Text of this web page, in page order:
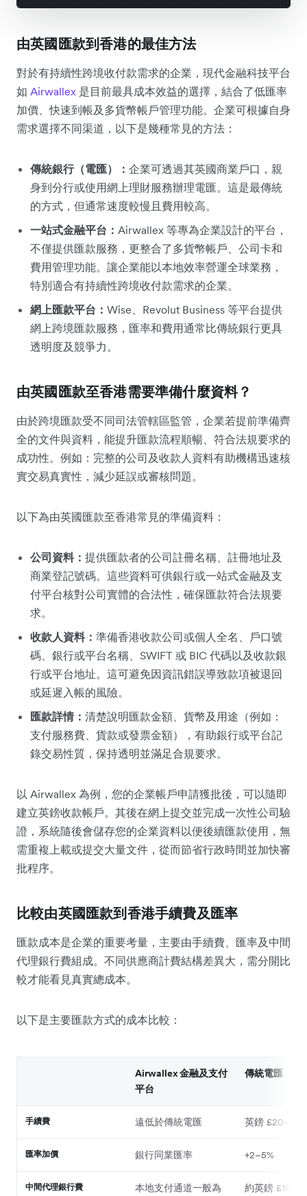
由英國匯款到香港的最佳方法
對於有持續性跨境收付款需求的企業，現代金融科技平台
如 Airwallex 是目前最具成本效益的選擇，結合了低匯率
加價、快速到帳及多貨幣帳戶管理功能。企業可根據自身
需求選擇不同渠道，以下是幾種常見的方法：
傳統銀行（電匯）： 企業可透過其英國商業戶口，親
身到分行或使用網上理財服務辦理電匯。這是最傳統
的方式，但通常速度較慢且費用較高。
一站式金融平台： Airwallex 等專為企業設計的平台，
不僅提供匯款服務，更整合了多貨幣帳戶、公司卡和
費用管理功能。讓企業能以本地效率營運全球業務，
特別適合有持續性跨境收付款需求的企業。
網上匯款平台： Wise、Revolut Business 等平台提供
網上跨境匯款服務，匯率和費用通常比傳統銀行更具
透明度及競爭力。
由英國匯款至香港需要準備什麼資料？
由於跨境匯款受不同司法管轄區監管，企業若提前準備齊
全的文件與資料，能提升匯款流程順暢、符合法規要求的
成功性。例如：完整的公司及收款人資料有助機構迅速核
實交易真實性，減少延誤或審核問題。
以下為由英國匯款至香港常見的準備資料：
公司資料： 提供匯款者的公司註冊名稱、註冊地址及
商業登記號碼。這些資料可供銀行或一站式金融及支
付平台核對公司實體的合法性，確保匯款符合法規要
求。
收款人資料： 準備香港收款公司或個人全名、戶口號
碼、銀行或平台名稱、SWIFT 或 BIC 代碼以及收款銀
行或平台地址。這可避免因資訊錯誤導致款項被退回
或延遲入帳的風險。
匯款詳情： 清楚說明匯款金額、貨幣及用途（例如：
支付服務費、貨款或發票金額），有助銀行或平台記
錄交易性質，保持透明並滿足合規要求。
以 Airwallex 為例，您的企業帳戶申請獲批後，可以隨即
建立英鎊收款帳戶。其後在網上提交並完成一次性公司驗
證，系統隨後會儲存您的企業資料以便後續匯款使用，無
需重複上載或提交大量文件，從而節省行政時間並加快審
批程序。
比較由英國匯款到香港手續費及匯率
匯款成本是企業的重要考量，主要由手續費、匯率及中間
代理銀行費組成。不同供應商計費結構差異大，需分開比
較才能看見真實總成本。
以下是主要匯款方式的成本比較：
Airwallex 金融及支付
平台
傳統電匯
手續費 遠低於傳統電匯 英鎊 £20–£35
匯率加價 銀行同業匯率 +2–5%
中間代理銀行費 本地支付通道一般為 約英鎊